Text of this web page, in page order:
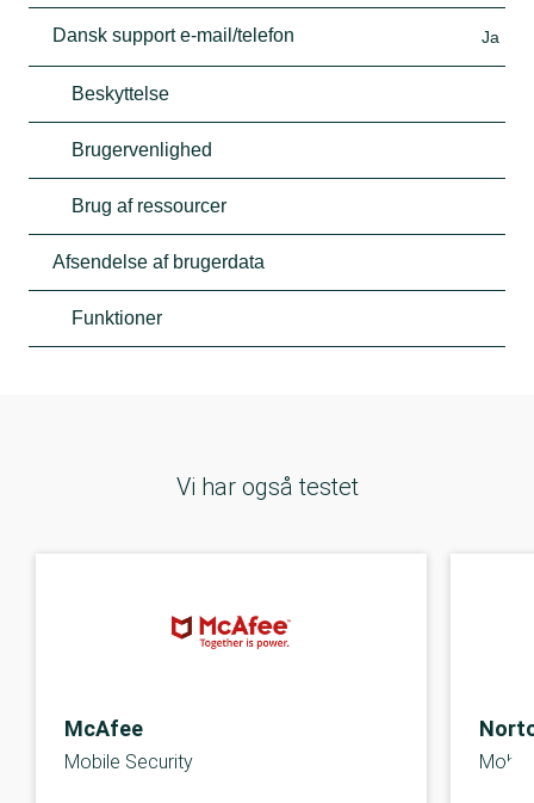
Dansk support e-mail/telefon Ja
Beskyttelse
Brugervenlighed
Brug af ressourcer
Afsendelse af brugerdata
Funktioner
Vi har også testet
McAfee
Mobile Security